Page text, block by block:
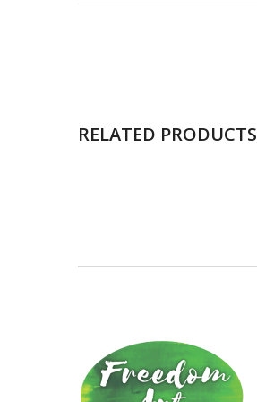
RELATED PRODUCTS